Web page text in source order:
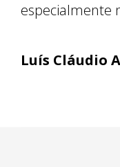
especialmente
Luís Cláudio